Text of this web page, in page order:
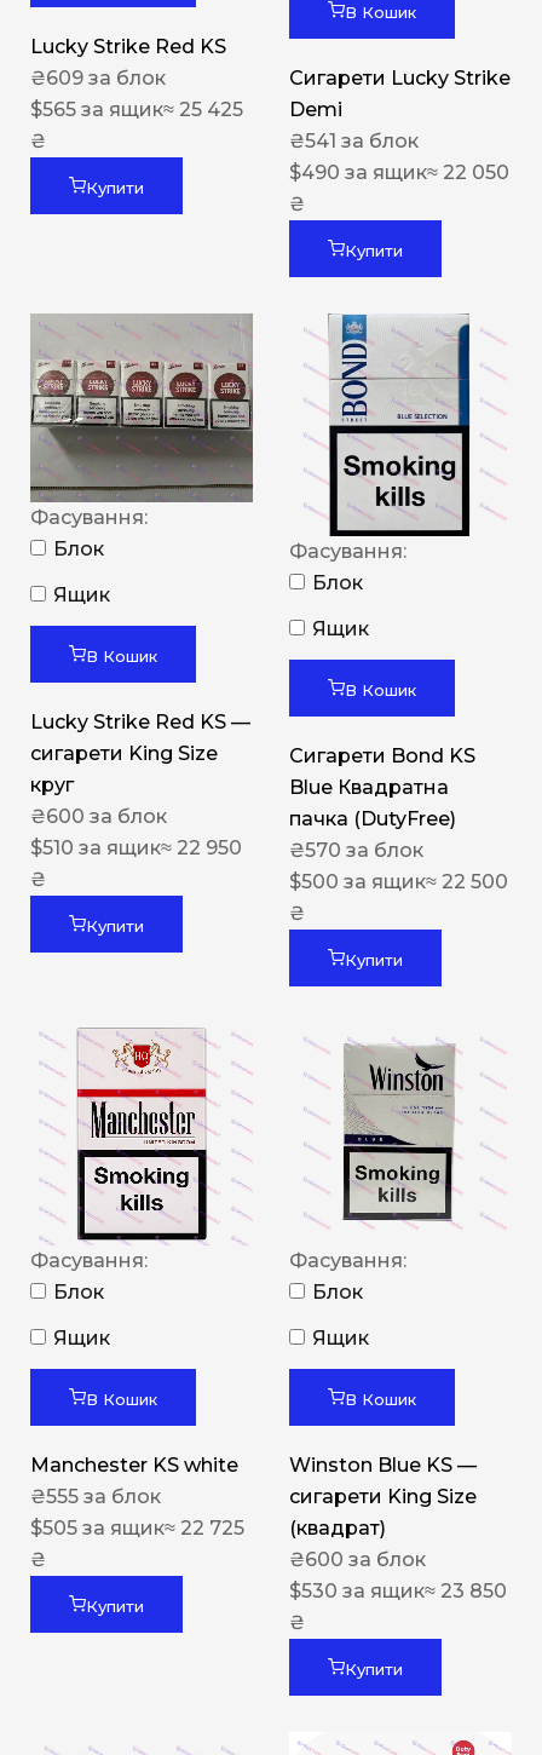
Lucky Strike Red KS
₴609 за блок
$565 за ящик≈ 25 425
₴
Купити
В Кошик
Сигарети Lucky Strike
Demi
₴541 за блок
$490 за ящик≈ 22 050
₴
Купити
Фасування:
Блок
Ящик
В Кошик
Lucky Strike Red KS —
сигарети King Size
круг
₴600 за блок
$510 за ящик≈ 22 950
₴
Купити
Фасування:
Блок
Ящик
В Кошик
Сигарети Bond KS
Blue Квадратна
пачка (DutyFree)
₴570 за блок
$500 за ящик≈ 22 500
₴
Купити
Фасування:
Блок
Ящик
В Кошик
Manchester KS white
₴555 за блок
$505 за ящик≈ 22 725
₴
Купити
Фасування:
Блок
Ящик
В Кошик
Winston Blue KS —
сигарети King Size
(квадрат)
₴600 за блок
$530 за ящик≈ 23 850
₴
Купити